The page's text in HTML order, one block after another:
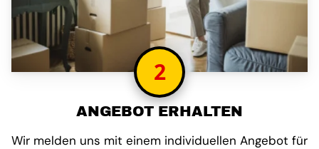
2
ANGEBOT ERHALTEN
Wir melden uns mit einem individuellen Angebot für